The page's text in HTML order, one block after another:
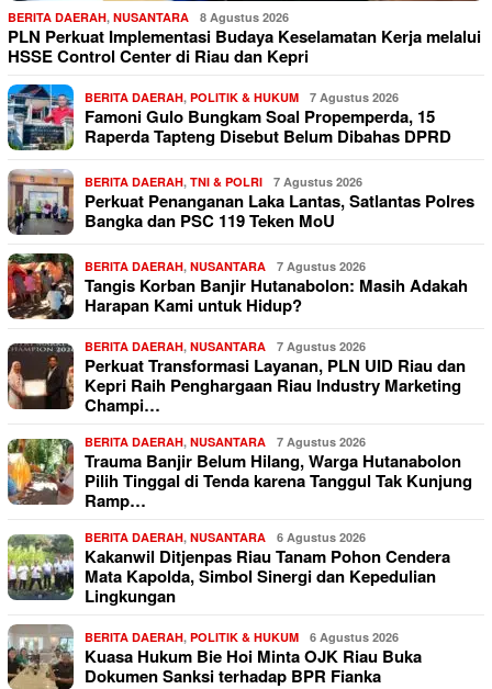
BERITA DAERAH, NUSANTARA 8 Agustus 2026
PLN Perkuat Implementasi Budaya Keselamatan Kerja melalui
HSSE Control Center di Riau dan Kepri
BERITA DAERAH, POLITIK & HUKUM 7 Agustus 2026
Famoni Gulo Bungkam Soal Propemperda, 15
Raperda Tapteng Disebut Belum Dibahas DPRD
BERITA DAERAH, TNI & POLRI 7 Agustus 2026
Perkuat Penanganan Laka Lantas, Satlantas Polres
Bangka dan PSC 119 Teken MoU
BERITA DAERAH, NUSANTARA 7 Agustus 2026
Tangis Korban Banjir Hutanabolon: Masih Adakah
Harapan Kami untuk Hidup?
BERITA DAERAH, NUSANTARA 7 Agustus 2026
Perkuat Transformasi Layanan, PLN UID Riau dan
Kepri Raih Penghargaan Riau Industry Marketing
Champi…
BERITA DAERAH, NUSANTARA 7 Agustus 2026
Trauma Banjir Belum Hilang, Warga Hutanabolon
Pilih Tinggal di Tenda karena Tanggul Tak Kunjung
Ramp…
BERITA DAERAH, NUSANTARA 6 Agustus 2026
Kakanwil Ditjenpas Riau Tanam Pohon Cendera
Mata Kapolda, Simbol Sinergi dan Kepedulian
Lingkungan
BERITA DAERAH, POLITIK & HUKUM 6 Agustus 2026
Kuasa Hukum Bie Hoi Minta OJK Riau Buka
Dokumen Sanksi terhadap BPR Fianka